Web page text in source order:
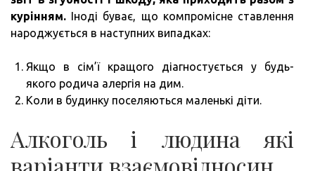
курінням. Іноді буває, що компромісне ставлення
народжується в наступних випадках:
Якщо в сім’ї кращого діагностується у будь-
якого родича алергія на дим.
Коли в будинку поселяються маленькі діти.
Алкоголь і людина які